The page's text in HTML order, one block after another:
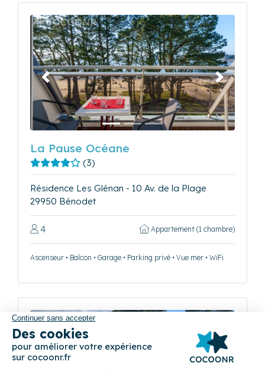
Précédent Suivant
La Pause Océane
(3)
Résidence Les Glénan - 10 Av. de la Plage
29950 Bénodet
4 Appartement (1 chambre)
Ascenseur • Balcon • Garage • Parking privé • Vue mer • WiFi